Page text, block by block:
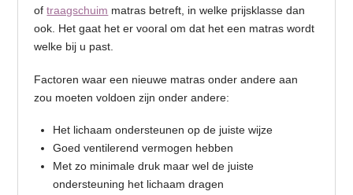
oftraagschuim matras betreft, in welke prijsklasse dan
ook. Het gaat het er vooral om dat het een matras wordt
welke bij u past.
Factoren waar een nieuwe matras onder andere aan
zou moeten voldoen zijn onder andere:
Het lichaam ondersteunen op de juiste wijze
Goed ventilerend vermogen hebben
Met zo minimale druk maar wel de juiste
ondersteuning het lichaam dragen